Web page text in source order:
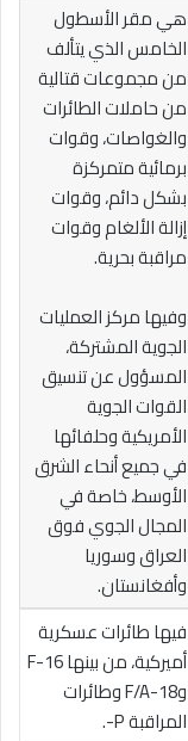
هي مقر الأسطول
الخامس الذي يتألف
من مجموعات قتالية
من حاملات الطائرات
والغواصات، وقوات
برمائية متمركزة
بشكل دائم، وقوات
إزالة الألغام وقوات
مراقبة بحرية.
وفيها مركز العمليات
الجوية المشتركة،
المسؤول عن تنسيق
القوات الجوية
الأمريكية وحلفائها
في جميع أنحاء الشرق
الأوسط، خاصة في
المجال الجوي فوق
العراق وسوريا
وأفغانستان.
فيها طائرات عسكرية
أميركية، من بينها F-16
وF/A-18 وطائرات
المراقبة P-.